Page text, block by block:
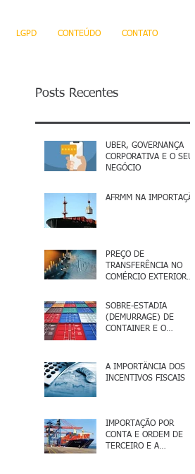
LGPD CONTEÚDO CONTATO
Posts Recentes
UBER, GOVERNANÇA
CORPORATIVA E O SEU
NEGÓCIO
AFRMM NA IMPORTAÇÃO
PREÇO DE
TRANSFERÊNCIA NO
COMÉRCIO EXTERIOR
SOBRE-ESTADIA
(DEMURRAGE) DE
CONTAINER E O
A IMPORTÂNCIA DOS
INCENTIVOS FISCAIS
IMPORTAÇÃO POR
CONTA E ORDEM DE
TERCEIRO E A